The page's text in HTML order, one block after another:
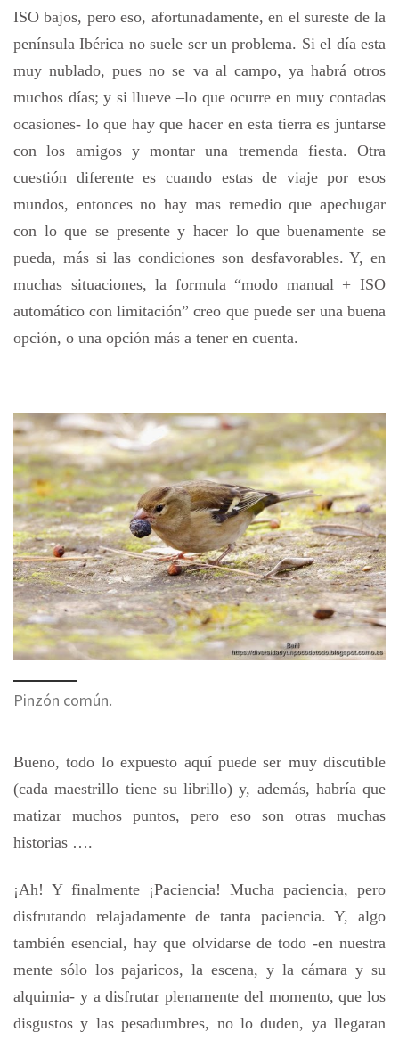
ISO bajos, pero eso, afortunadamente, en el sureste de la
península Ibérica no suele ser un problema. Si el día esta
muy nublado, pues no se va al campo, ya habrá otros
muchos días; y si llueve –lo que ocurre en muy contadas
ocasiones- lo que hay que hacer en esta tierra es juntarse
con los amigos y montar una tremenda fiesta. Otra
cuestión diferente es cuando estas de viaje por esos
mundos, entonces no hay mas remedio que apechugar
con lo que se presente y hacer lo que buenamente se
pueda, más si las condiciones son desfavorables. Y, en
muchas situaciones, la formula “modo manual + ISO
automático con limitación” creo que puede ser una buena
opción, o una opción más a tener en cuenta.
Pinzón común.
Bueno, todo lo expuesto aquí puede ser muy discutible
(cada maestrillo tiene su librillo) y, además, habría que
matizar muchos puntos, pero eso son otras muchas
historias ….
¡Ah! Y finalmente ¡Paciencia! Mucha paciencia, pero
disfrutando relajadamente de tanta paciencia. Y, algo
también esencial, hay que olvidarse de todo -en nuestra
mente sólo los pajaricos, la escena, y la cámara y su
alquimia- y a disfrutar plenamente del momento, que los
disgustos y las pesadumbres, no lo duden, ya llegaran